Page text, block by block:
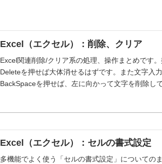
Excel（エクセル）：削除、クリア
Excel関連削除/クリア系の処理、操作まとめです
Deleteを押せば大体消せるはずです。また文字入
BackSpaceを押せば、左に向かって文字を削除し
Excel（エクセル）：セルの書式設定
多機能でよく使う「セルの書式設定」についてのま